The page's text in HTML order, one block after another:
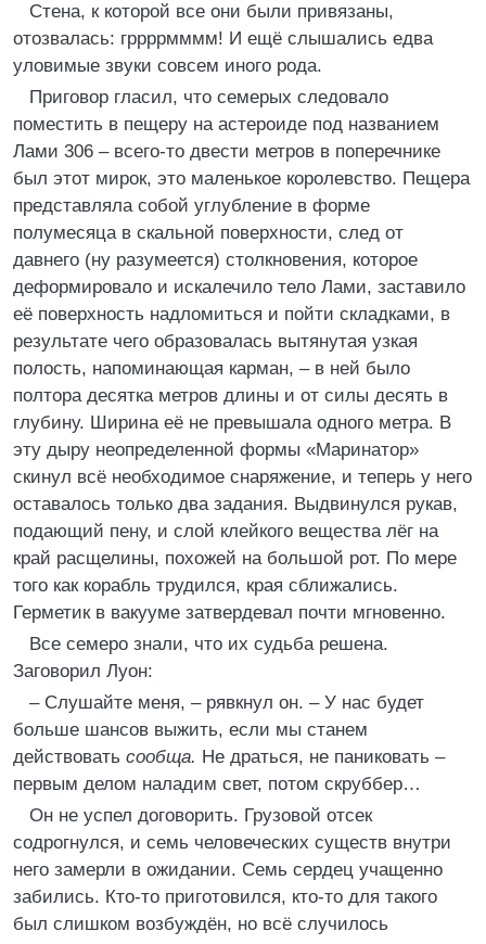
Стена, к которой все они были привязаны,
отозвалась: гррррмммм! И ещё слышались едва
уловимые звуки совсем иного рода.
Приговор гласил, что семерых следовало
поместить в пещеру на астероиде под названием
Лами 306 – всего-то двести метров в поперечнике
был этот мирок, это маленькое королевство. Пещера
представляла собой углубление в форме
полумесяца в скальной поверхности, след от
давнего (ну разумеется) столкновения, которое
деформировало и искалечило тело Лами, заставило
её поверхность надломиться и пойти складками, в
результате чего образовалась вытянутая узкая
полость, напоминающая карман, – в ней было
полтора десятка метров длины и от силы десять в
глубину. Ширина её не превышала одного метра. В
эту дыру неопределенной формы «Маринатор»
скинул всё необходимое снаряжение, и теперь у него
оставалось только два задания. Выдвинулся рукав,
подающий пену, и слой клейкого вещества лёг на
край расщелины, похожей на большой рот. По мере
того как корабль трудился, края сближались.
Герметик в вакууме затвердевал почти мгновенно.
Все семеро знали, что их судьба решена.
Заговорил Луон:
– Слушайте меня, – рявкнул он. – У нас будет
больше шансов выжить, если мы станем
действовать сообща. Не драться, не паниковать –
первым делом наладим свет, потом скруббер…
Он не успел договорить. Грузовой отсек
содрогнулся, и семь человеческих существ внутри
него замерли в ожидании. Семь сердец учащенно
забились. Кто-то приготовился, кто-то для такого
был слишком возбуждён, но всё случилось